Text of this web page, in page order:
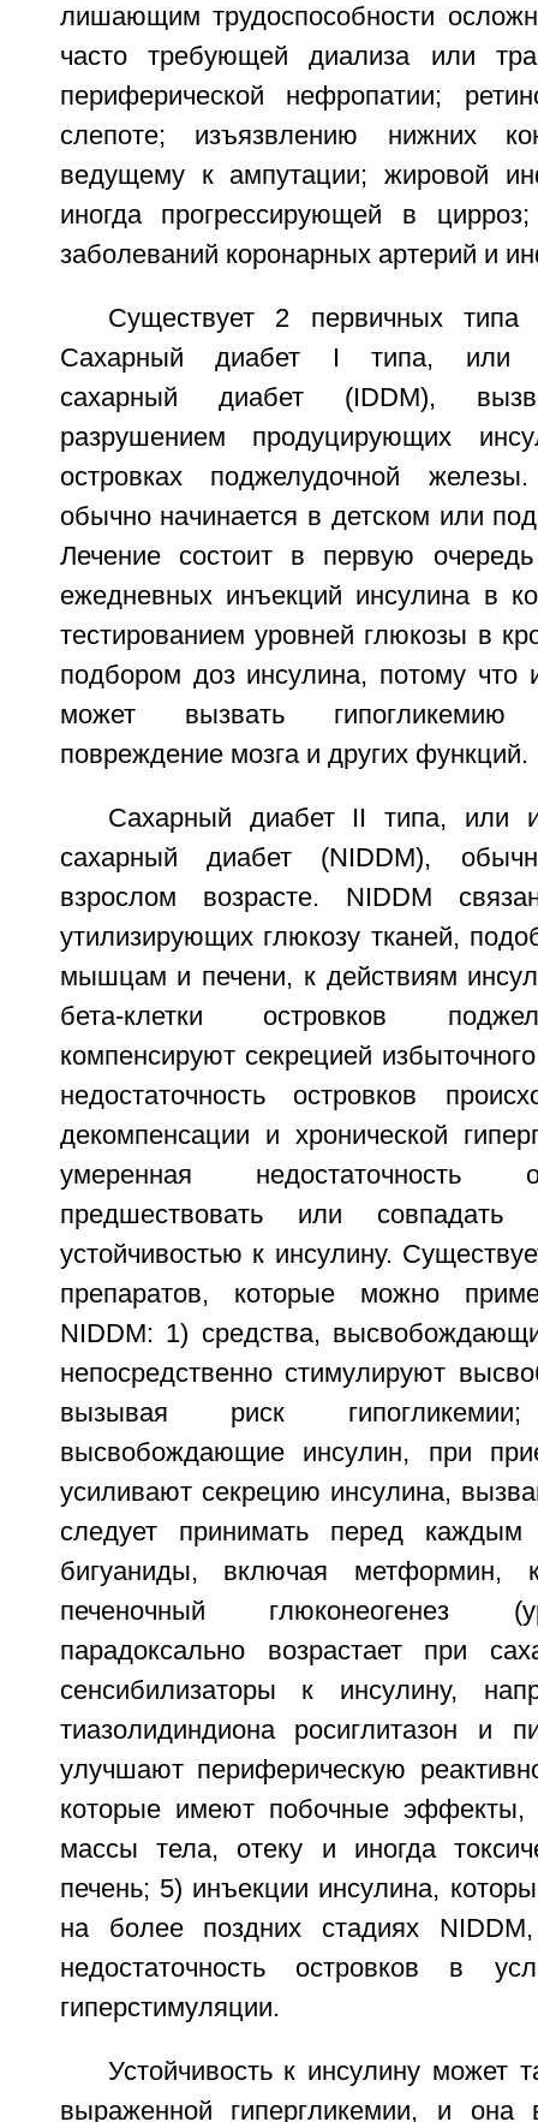
лишающим трудоспособности
часто требующей диализа или
периферической нефропатии;
слепоте; изъязвлению нижних
ведущему к ампутации; жировой
иногда прогрессирующей в
заболеваний коронарных артерий и
Существует 2 первичных типа
Сахарный диабет I типа, или
сахарный диабет (IDDM),
разрушением продуцирующих
островках поджелудочной
обычно начинается в детском или
Лечение состоит в первую
ежедневных инъекций инсулина в
тестированием уровней глюкозы в
подбором доз инсулина, потому что
может вызвать
повреждение мозга и других функций.
Сахарный диабет II типа, или
сахарный диабет (NIDDM),
взрослом возрасте. NIDDM
утилизирующих глюкозу тканей,
мышцам и печени, к действиям
бета-клетки островков
компенсируют секрецией
недостаточность островков
декомпенсации и хронической
умеренная недостаточность
предшествовать или совпадать
устойчивостью к инсулину.
препаратов, которые можно
NIDDM: 1) средства,
непосредственно стимулируют
вызывая риск
высвобождающие инсулин, при
усиливают секрецию инсулина,
следует принимать перед
бигуаниды, включая метформин,
печеночный глюконеогенез
парадоксально возрастает при
сенсибилизаторы к инсулину,
тиазолидиндиона росиглитазон и
улучшают периферическую
которые имеют побочные эффекты,
массы тела, отеку и иногда
печень; 5) инъекции инсулина,
на более поздних стадиях NIDDM,
недостаточность островков в
гиперстимуляции.
Устойчивость к инсулину может
выраженной гипергликемии, и